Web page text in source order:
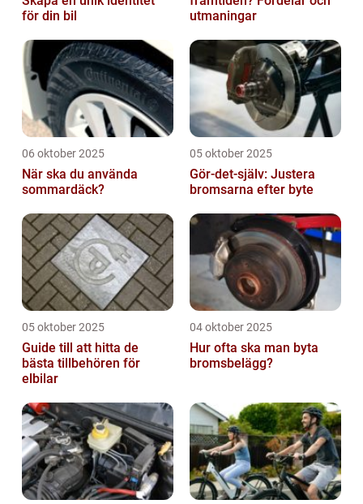
för din bil
utmaningar
06 oktober 2025
När ska du använda
sommardäck?
05 oktober 2025
Gör-det-själv: Justera
bromsarna efter byte
05 oktober 2025
Guide till att hitta de
bästa tillbehören för
elbilar
04 oktober 2025
Hur ofta ska man byta
bromsbelägg?